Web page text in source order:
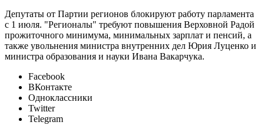
Депутаты от Партии регионов блокируют работу парламента
с 1 июля. "Регионалы" требуют повышения Верховной Радой
прожиточного минимума, минимальных зарплат и пенсий, а
также увольнения министра внутренних дел Юрия Луценко и
министра образования и науки Ивана Вакарчука.
Facebook
ВКонтакте
Одноклассники
Twitter
Telegram